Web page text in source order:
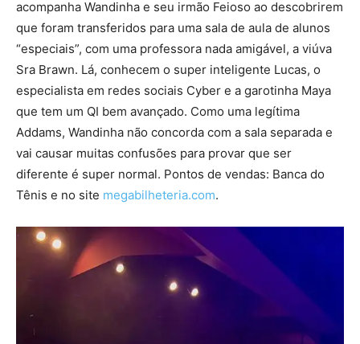
acompanha Wandinha e seu irmão Feioso ao descobrirem
que foram transferidos para uma sala de aula de alunos
“especiais”, com uma professora nada amigável, a viúva
Sra Brawn. Lá, conhecem o super inteligente Lucas, o
especialista em redes sociais Cyber e a garotinha Maya
que tem um QI bem avançado. Como uma legítima
Addams, Wandinha não concorda com a sala separada e
vai causar muitas confusões para provar que ser
diferente é super normal. Pontos de vendas: Banca do
Tênis e no site megabilheteria.com.